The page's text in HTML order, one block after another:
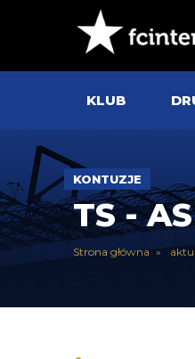
KLUB
KONTUZJE
TS -
Strona główna